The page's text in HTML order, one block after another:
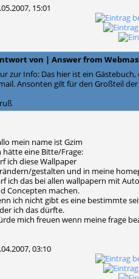
15:01
von | Answer from
zur Info: Das hier ist ein
Ansonten gilt für den Großteil
mein name ist Gzim
hätte eine Bitte/Frage:
ich diese Wallpaper
gestalten und in meine
ich das bei allen wallpapern mit
Concepten machen.
ich nicht gibt es eine bestimmte
ich das dürfte.
mich freuen wenn meine frage
03:10